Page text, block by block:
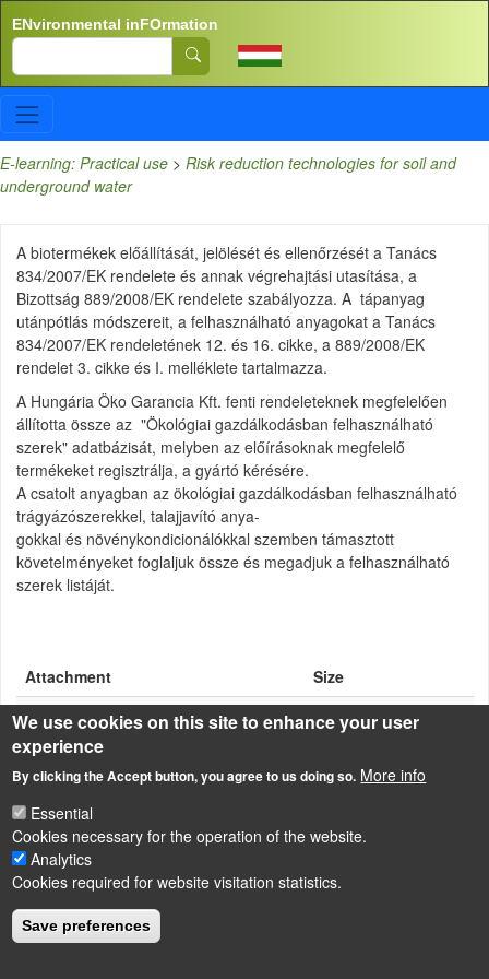
ENvironmental inFOrmation
Search
E-learning: Practical use > Risk reduction technologies for soil and
underground water
A biotermékek előállítását, jelölését és ellenőrzését a Tanács
834/2007/EK rendelete és annak végrehajtási utasítása, a
Bizottság 889/2008/EK rendelete szabályozza. A tápanyag
utánpótlás módszereit, a felhasználható anyagokat a Tanács
834/2007/EK rendeletének 12. és 16. cikke, a 889/2008/EK
rendelet 3. cikke és I. melléklete tartalmazza.
A Hungária Öko Garancia Kft. fenti rendeleteknek megfelelően
állította össze az "Ökológiai gazdálkodásban felhasználható
szerek" adatbázisát, melyben az előírásoknak megfelelő
termékeket regisztrálja, a gyártó kérésére.
A csatolt anyagban az ökológiai gazdálkodásban felhasználható
trágyázószerekkel, talajjavító anya-
gokkal és növénykondicionálókkal szemben támasztott
követelményeket foglaljuk össze és megadjuk a felhasználható
szerek listáját.
Attachment
Size
Ökotermelés.pdf
241.21 KB
LÁBLÉC
Impressum
Powered by
We use cookies on this site to enhance your user
experience
By clicking the Accept button, you agree to us doing so. More info
Essential
Cookies necessary for the operation of the website.
Analytics
Cookies required for website visitation statistics.
Save preferences